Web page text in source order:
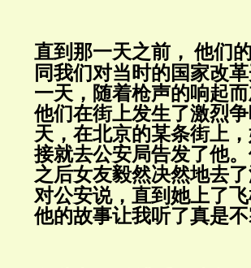
直到那一天之前， 他们
同我们对当时的国家改
一天，随着枪声的响起
他们在街上发生了激烈
天，在北京的某条街上
接就去公安局告发了他
之后女友毅然决然地去了
对公安说，直到她上了
他的故事让我听了真是不